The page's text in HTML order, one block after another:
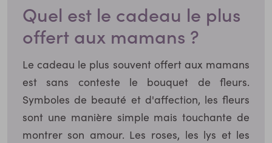
Quel est le cadeau le plus
offert aux mamans ?
Le cadeau le plus souvent offert aux mamans
est sans conteste le bouquet de fleurs.
Symboles de beauté et d'affection, les fleurs
sont une manière simple mais touchante de
montrer son amour. Les roses, les lys et les